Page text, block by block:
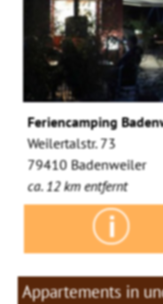
Feriencamping
Weilertalstr. 73
79410 Badenweiler
ca. 12 km entfernt
Appartements in